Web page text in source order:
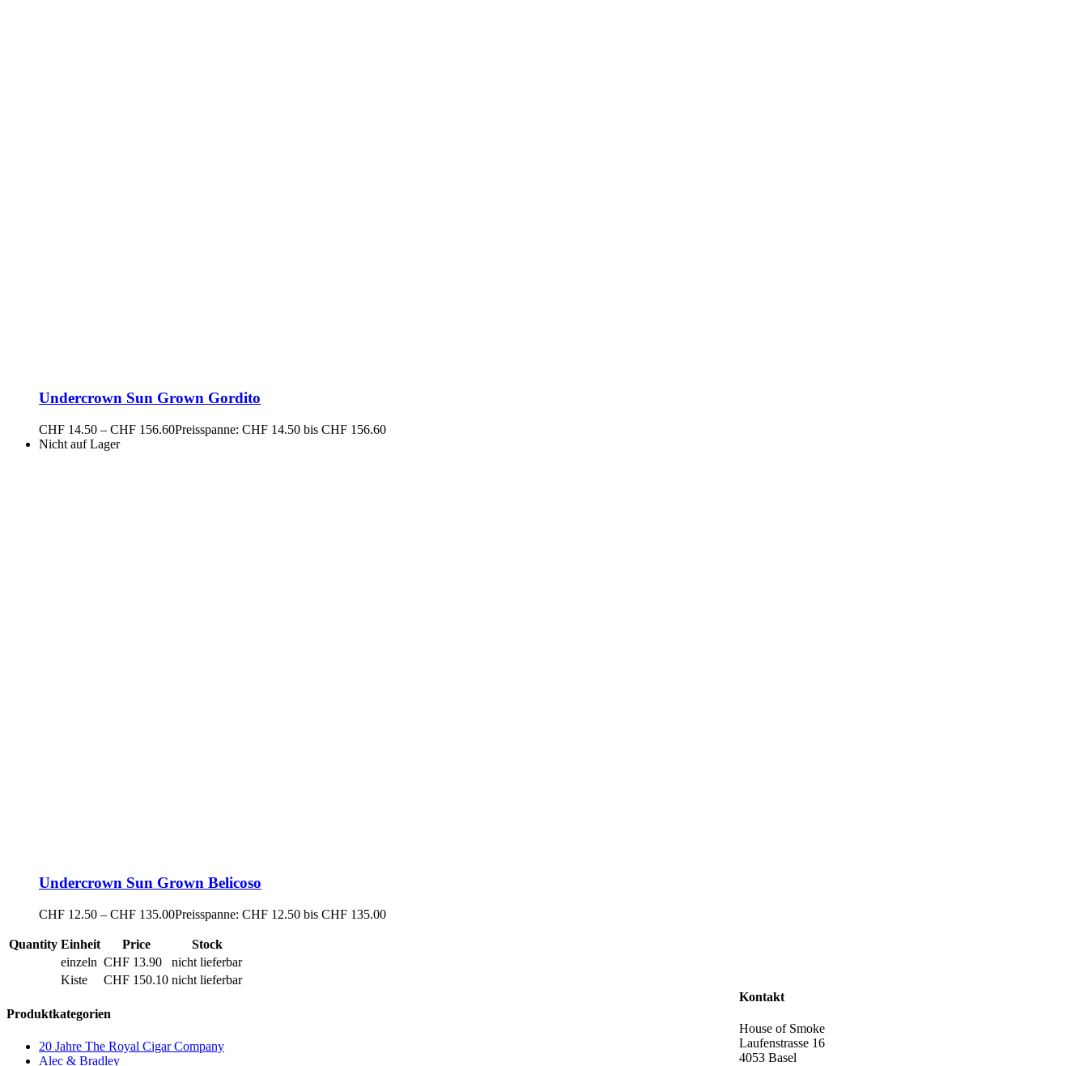
Undercrown Sun Grown Gordito
CHF 14.50 – CHF 156.60Preisspanne: CHF 14.50 bis CHF 156.60
Nicht auf Lager
Undercrown Sun Grown Belicoso
CHF 12.50 – CHF 135.00Preisspanne: CHF 12.50 bis CHF 135.00
Quantity Einheit Price
Stock
einzeln CHF 13.90
nicht lieferbar
Kiste
CHF 150.10 nicht lieferbar
Produktkategorien
20 Jahre The Royal Cigar Company
Alec & Bradley
Kontakt
House of Smoke
Laufenstrasse 16
4053 Basel